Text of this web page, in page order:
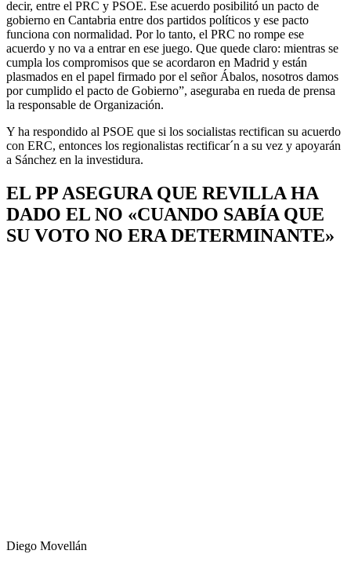
decir, entre el PRC y PSOE. Ese acuerdo posibilitó un pacto de
gobierno en Cantabria entre dos partidos políticos y ese pacto
funciona con normalidad. Por lo tanto, el PRC no rompe ese
acuerdo y no va a entrar en ese juego. Que quede claro: mientras se
cumpla los compromisos que se acordaron en Madrid y están
plasmados en el papel firmado por el señor Ábalos, nosotros damos
por cumplido el pacto de Gobierno”, aseguraba en rueda de prensa
la responsable de Organización.
Y ha respondido al PSOE que si los socialistas rectifican su acuerdo
con ERC, entonces los regionalistas rectificar´n a su vez y apoyarán
a Sánchez en la investidura.
EL PP ASEGURA QUE REVILLA HA
DADO EL NO «CUANDO SABÍA QUE
SU VOTO NO ERA DETERMINANTE»
Diego Movellán